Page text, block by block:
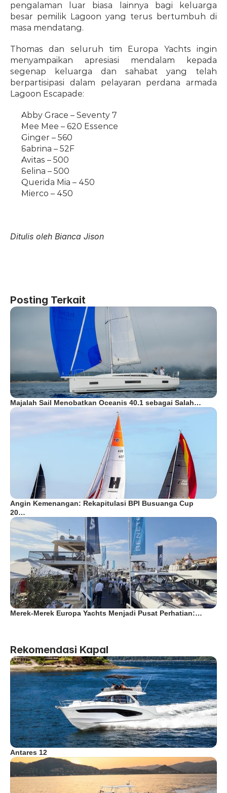
pengalaman luar biasa lainnya bagi keluarga
besar pemilik Lagoon yang terus bertumbuh di
masa mendatang.
Thomas dan seluruh tim Europa Yachts ingin
menyampaikan apresiasi mendalam kepada
segenap keluarga dan sahabat yang telah
berpartisipasi dalam pelayaran perdana armada
Lagoon Escapade:
Abby Grace – Seventy 7
Mee Mee – 620 Essence
Ginger – 560
Sabrina – 52F
Avitas – 500
Selina – 500
Querida Mia – 450
Mierco – 450
Ditulis oleh Bianca Jison
Posting Terkait
Majalah Sail Menobatkan Oceanis 40.1 sebagai Salah…
Angin Kemenangan: Rekapitulasi BPI Busuanga Cup
20…
Merek-Merek Europa Yachts Menjadi Pusat Perhatian:…
Rekomendasi Kapal
Antares 12